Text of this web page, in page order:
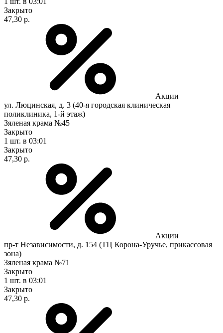
Закрыто
47,30 р.
Акции
ул. Люцинская, д. 3 (40-я городская клиническая
поликлиника, 1-й этаж)
Зяленая крама №45
Закрыто
1 шт. в 03:01
Закрыто
47,30 р.
Акции
пр-т Независимости, д. 154 (ТЦ Корона-Уручье, прикассовая
зона)
Зяленая крама №71
Закрыто
1 шт. в 03:01
Закрыто
47,30 р.